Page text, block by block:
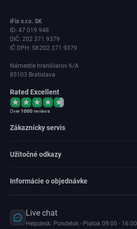
iFix s.r.o. SK
ID: 47 019 948
DIČ: 202 371 9379
IČ DPH: SK202 371 9379
Námestie hraničiarov 6/A
85103 Bratislava
Rated Excellent
Over1000reviews
Zákaznícky servis
Užitočné odkazy
Informácie o objednávke
Live chat
Helpdesk: Pondelok - Piatok 09:00 - 16:00